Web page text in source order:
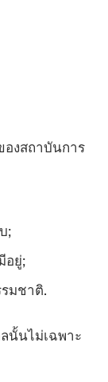
องสถาบันการ
;
อยู่;
มชาติ.
นั้นไม่เฉพาะ